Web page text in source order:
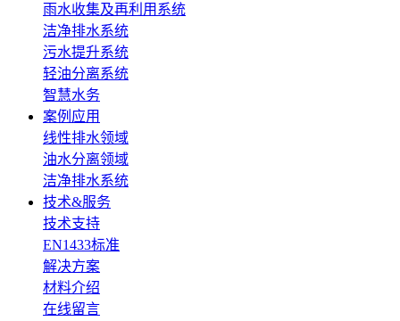
雨水收集及再利用系统
洁净排水系统
污水提升系统
轻油分离系统
智慧水务
案例应用
线性排水领域
油水分离领域
洁净排水系统
技术&服务
技术支持
EN1433标准
解决方案
材料介绍
在线留言